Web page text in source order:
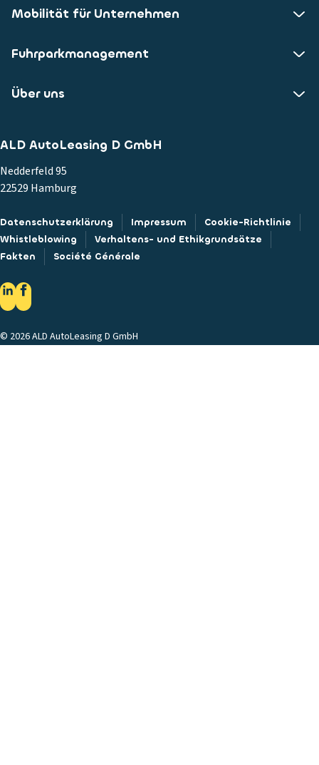
Mobilität für Unternehmen
Fuhrparkmanagement
Über uns
ALD AutoLeasing D GmbH
Nedderfeld 95
22529 Hamburg
Datenschutzerklärung Impressum
Cookie-Richtlinie
Whistleblowing
Verhaltens- und Ethikgrundsätze
Fakten
Société Générale
© 2026 ALD AutoLeasing D GmbH